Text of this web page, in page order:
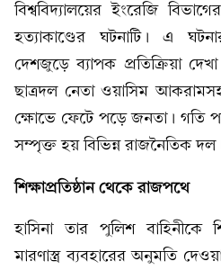
বিশ্ববিদ্যালয়ের ইংরেজি
হত্যাকাণ্ডের ঘটনাটি। এ
দেশজুড়ে ব্যাপক প্রতিক্রিয়া
ছাত্রদল নেতা ওয়াসিম
ক্ষোভে ফেটে পড়ে জনতা। গতি
সম্পৃক্ত হয় বিভিন্ন রাজনৈতিক
শিক্ষাপ্রতিষ্ঠান থেকে রাজপথে
হাসিনা তার পুলিশ বাহিনীকে
মারণাস্ত্র ব্যবহারের অনুমতি